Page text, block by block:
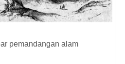
pemandangan alam